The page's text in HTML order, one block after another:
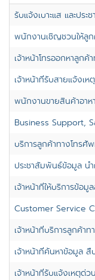
รับแจ้งเบาะแส และป
พนักงานเชิญชวนให้ลู
เจ้าหน้าโทรออกหาลูก
เจ้าหน้าที่รับสายแจ้งเ
พนักงานขายสินค้าอา
Business Support,
บริการลูกค้าทางโทร
ประชาสัมพันธ์ข้อมูล น
เจ้าหน้าที่ให้บริการข้อ
Customer Service
เจ้าหน้าที่บริการลูกค้า
เจ้าหน้าที่ค้นหาข้อมูล
เจ้าหน้าที่รับแจ้งเหตุด่